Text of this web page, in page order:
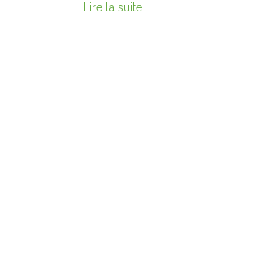
Lire la suite…